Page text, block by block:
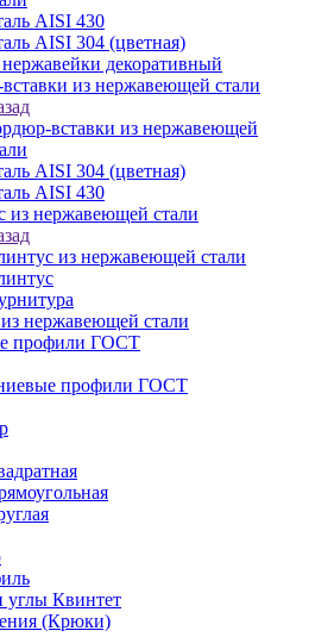
AISI 430
AISI 304 (цветная)
декоративный
из нержавеющей стали
вставки из нержавеющей
AISI 304 (цветная)
AISI 430
из нержавеющей стали
из нержавеющей стали
нержавеющей стали
профили ГОСТ
профили ГОСТ
углы Квинтет
(Крюки)